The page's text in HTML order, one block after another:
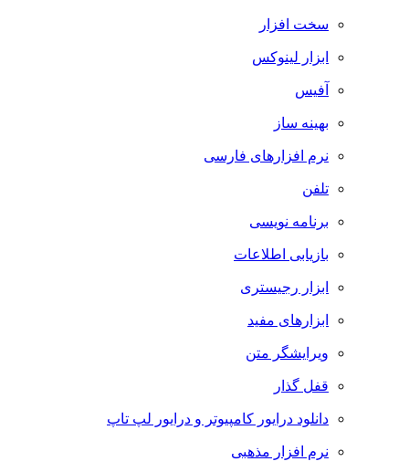
سخت افزار
ابزار لینوکس
آفیس
بهینه ساز
نرم افزارهای فارسی
تلفن
برنامه نویسی
بازیابی اطلاعات
ابزار رجیستری
ابزارهای مفید
ویرایشگر متن
قفل گذار
دانلود درایور کامپیوتر و درایور لپ تاپ
نرم افزار مذهبی